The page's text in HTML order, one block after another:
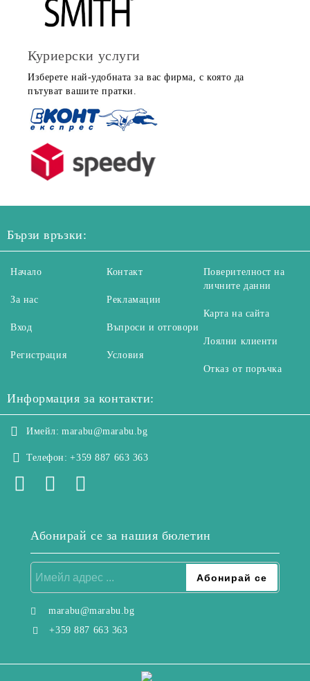
Куриерски услуги
Изберете най-удобната за вас фирма, с която да
пътуват вашите пратки.
Бързи връзки:
Начало
За нас
Вход
Регистрация
Контакт
Рекламации
Въпроси и отговори
Условия
Поверителност на
личните данни
Карта на сайта
Лоялни клиенти
Отказ от поръчка
Информация за контакти:
Имейл: marabu@marabu.bg
Телефон: +359 887 663 363
Абонирай се за нашия бюлетин
marabu@marabu.bg
+359 887 663 363